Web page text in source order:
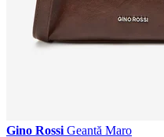
Gino Rossi Geantă Maro